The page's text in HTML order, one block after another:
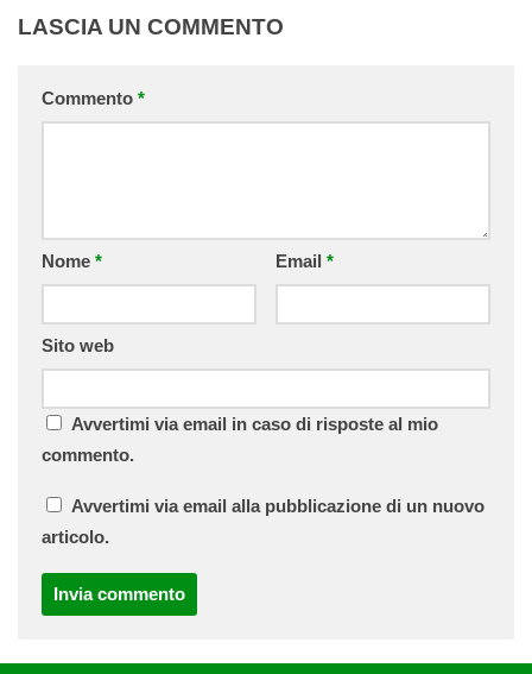
LASCIA UN COMMENTO
Commento *
Nome * Email *
Sito web
Avvertimi via email in caso di risposte al mio
commento.
Avvertimi via email alla pubblicazione di un nuovo
articolo.